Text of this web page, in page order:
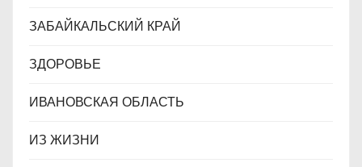
ЗАБАЙКАЛЬСКИЙ КРАЙ
ЗДОРОВЬЕ
ИВАНОВСКАЯ ОБЛАСТЬ
ИЗ ЖИЗНИ